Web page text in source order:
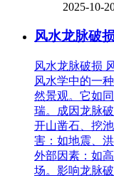
2025-10-
风水龙脉破
风水龙脉破损
风水学中的一
然景观。它如
瑞。成因龙脉
开山凿石、挖
害：如地震、
外部因素：如
场。影响龙脉